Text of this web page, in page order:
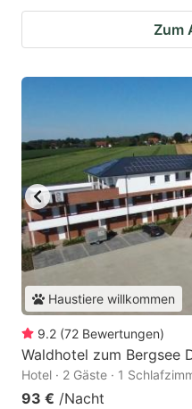
Zum
Haustiere willkommen
9.2 (72 Bewertungen)
Waldhotel zum Bergsee
Hotel · 2 Gäste · 1
93 € /Nacht